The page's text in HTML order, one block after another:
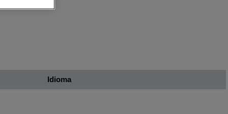
Focus
Idioma